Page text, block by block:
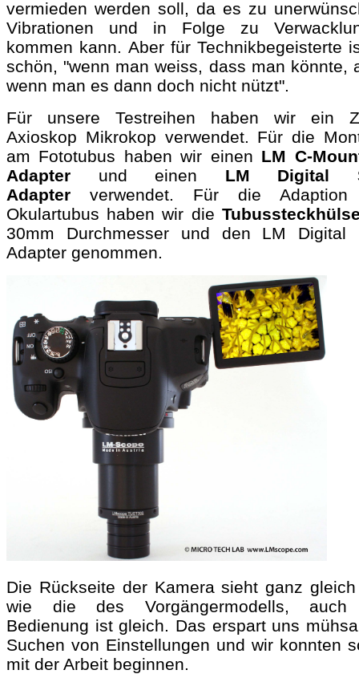
vermieden werden soll, da es zu
Vibrationen und in Folge zu
kommen kann. Aber für Technikbegeisterte
schön, "wenn man weiss, dass man könnte,
wenn man es dann doch nicht nützt".
Für unsere Testreihen haben wir ein
Axioskop Mikrokop verwendet. Für die
am Fototubus haben wir einen LM C-
Adapter und einen LM Digital
Adapter verwendet. Für die
Okulartubus haben wir die
30mm Durchmesser und den LM Digital
Adapter genommen.
Die Rückseite der Kamera sieht ganz
wie die des Vorgängermodells,
Bedienung ist gleich. Das erspart uns
Suchen von Einstellungen und wir konnten
mit der Arbeit beginnen.